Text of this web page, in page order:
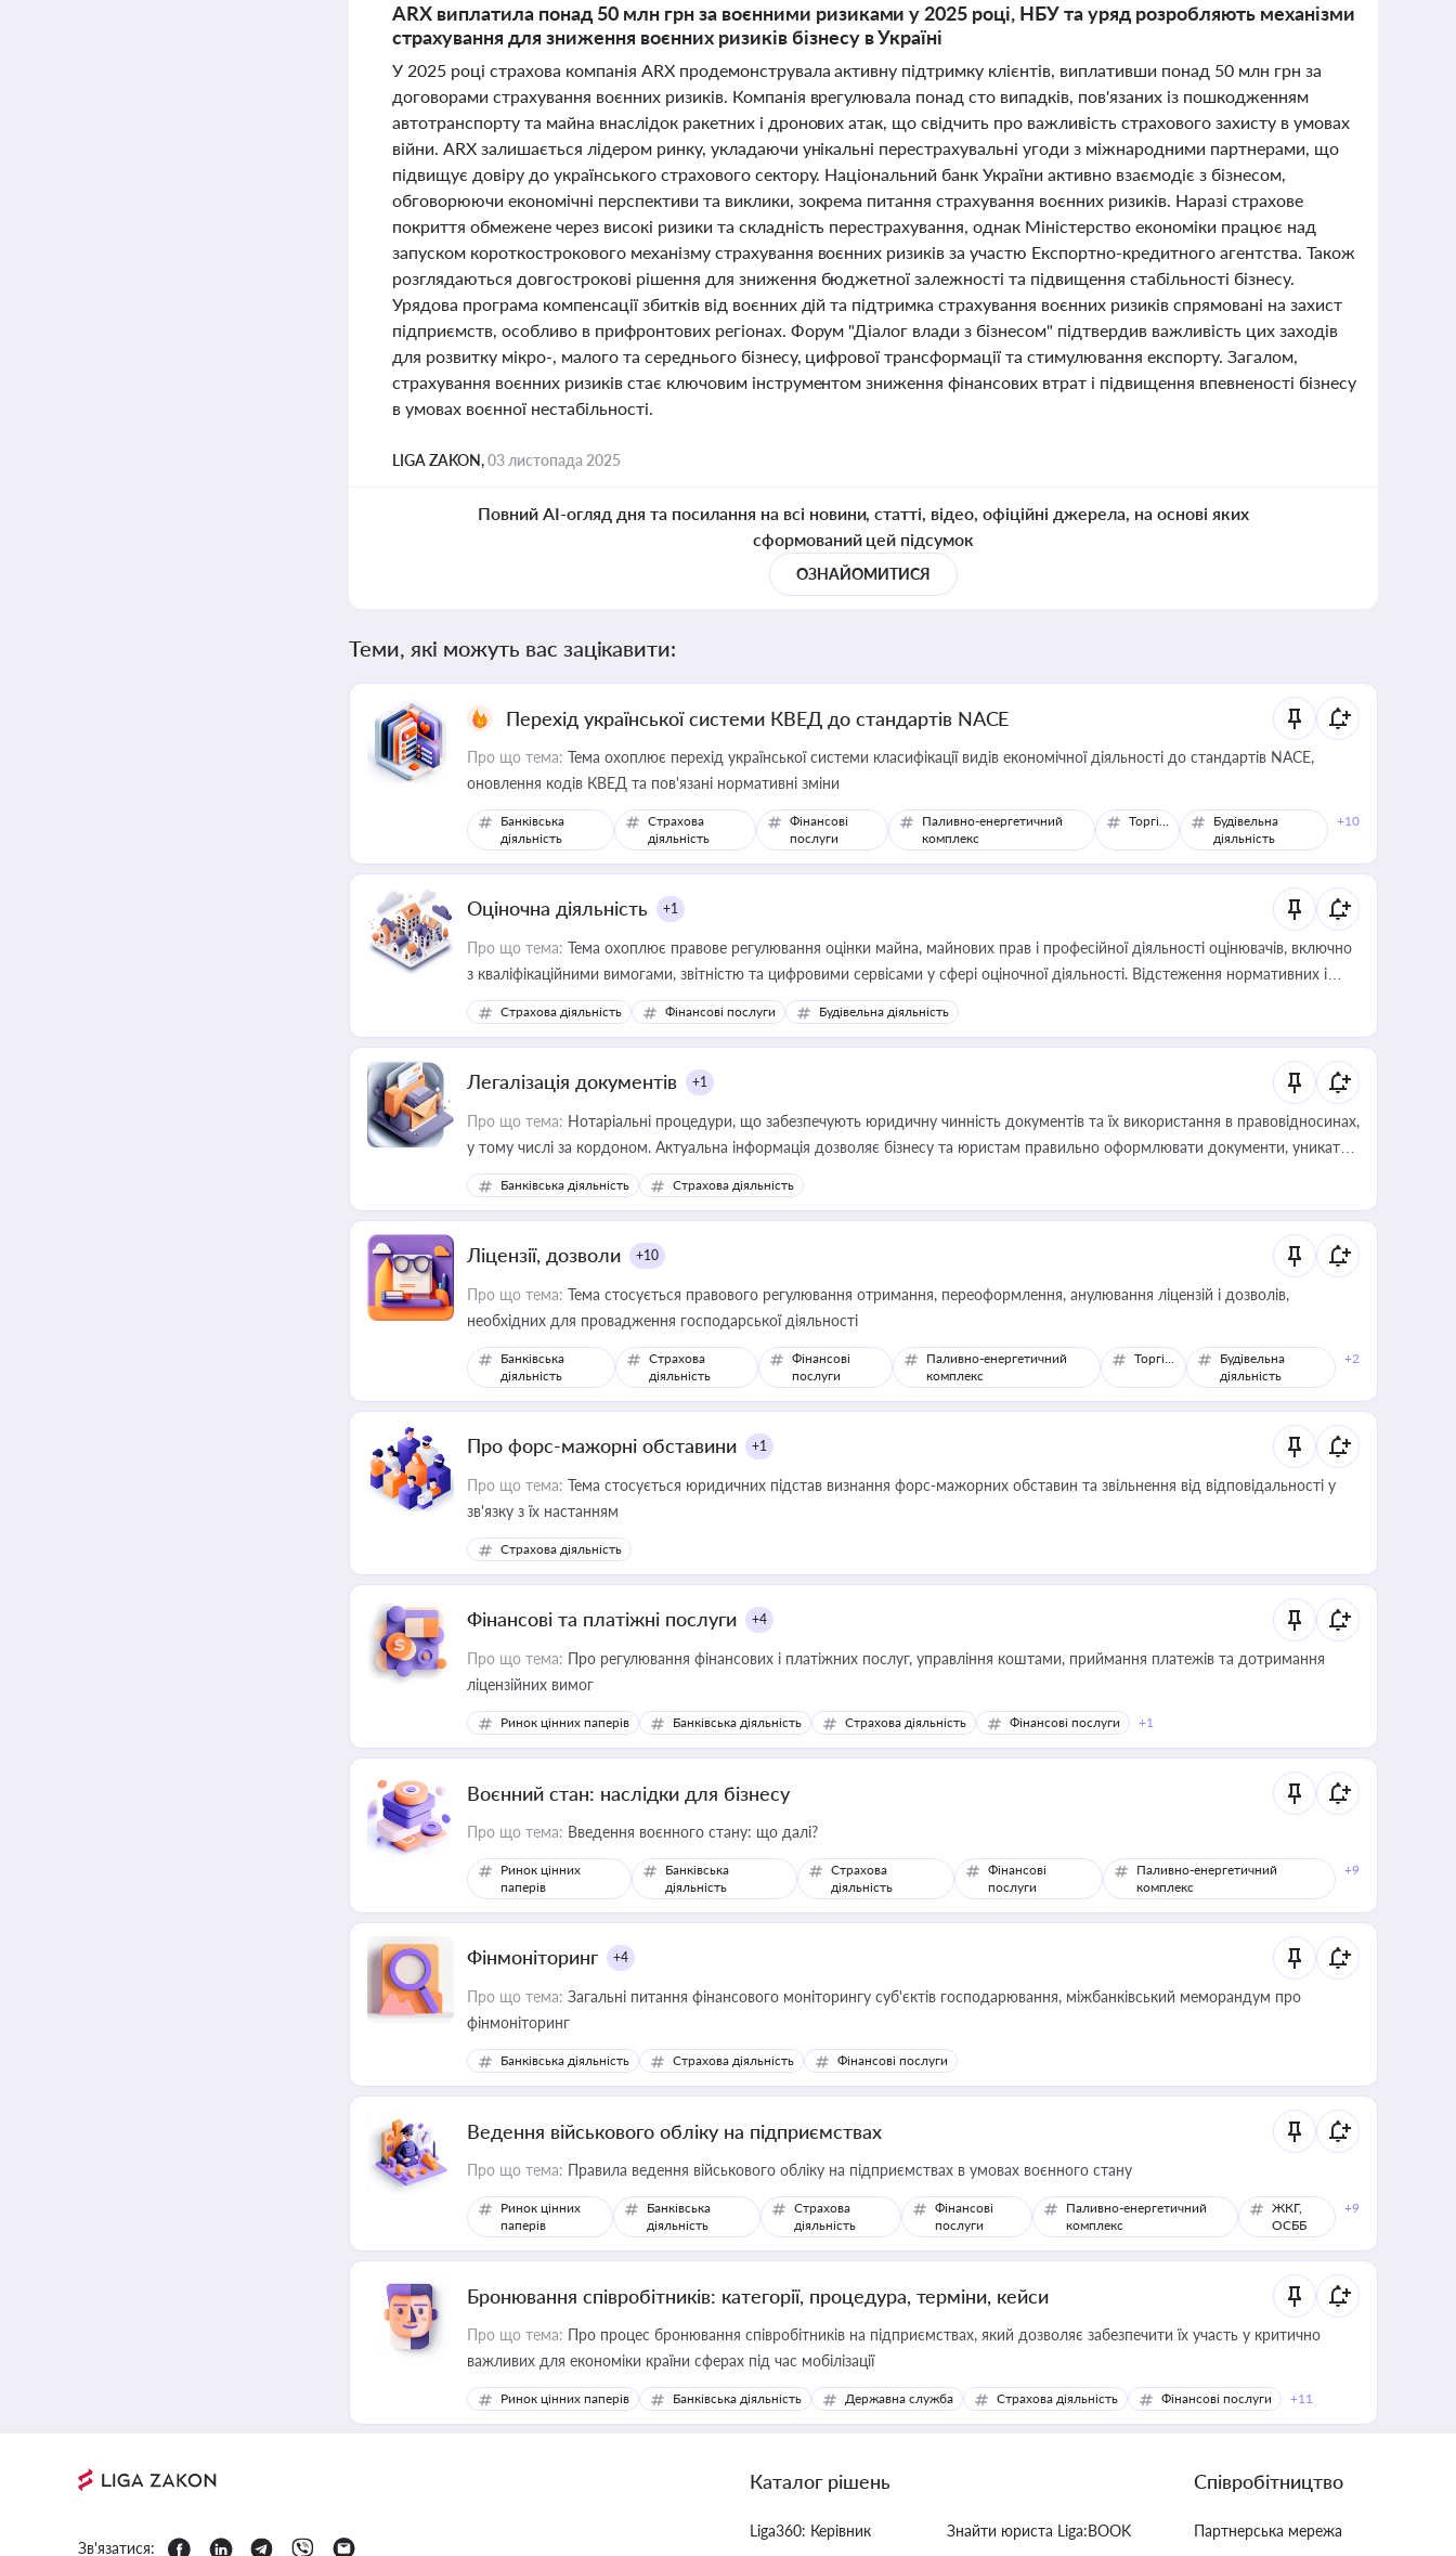
ARX виплатила понад 50 млн грн за воєнними ризиками у 2025 році, НБУ та уряд розробляють механізми
страхування для зниження воєнних ризиків бізнесу в Україні
У 2025 році страхова компанія ARX продемонструвала активну підтримку клієнтів, виплативши понад 50 млн грн за
договорами страхування воєнних ризиків. Компанія врегулювала понад сто випадків, пов'язаних із пошкодженням
автотранспорту та майна внаслідок ракетних і дронових атак, що свідчить про важливість страхового захисту в умовах
війни. ARX залишається лідером ринку, укладаючи унікальні перестрахувальні угоди з міжнародними партнерами, що
підвищує довіру до українського страхового сектору. Національний банк України активно взаємодіє з бізнесом,
обговорюючи економічні перспективи та виклики, зокрема питання страхування воєнних ризиків. Наразі страхове
покриття обмежене через високі ризики та складність перестрахування, однак Міністерство економіки працює над
запуском короткострокового механізму страхування воєнних ризиків за участю Експортно-кредитного агентства. Також
розглядаються довгострокові рішення для зниження бюджетної залежності та підвищення стабільності бізнесу.
Урядова програма компенсації збитків від воєнних дій та підтримка страхування воєнних ризиків спрямовані на захист
підприємств, особливо в прифронтових регіонах. Форум "Діалог влади з бізнесом" підтвердив важливість цих заходів
для розвитку мікро-, малого та середнього бізнесу, цифрової трансформації та стимулювання експорту. Загалом,
страхування воєнних ризиків стає ключовим інструментом зниження фінансових втрат і підвищення впевненості бізнесу
в умовах воєнної нестабільності.
LIGA ZAKON,03 листопада 2025
Повний AI-огляд дня та посилання на всі новини, статті, відео, офіційні джерела, на основі яких
сформований цей підсумок
ОЗНАЙОМИТИСЯ
Теми, які можуть вас зацікавити:
Перехід української системи КВЕД до стандартів NACE
Про що тема: Тема охоплює перехід української системи класифікації видів економічної діяльності до стандартів NACE,
оновлення кодів КВЕД та пов'язані нормативні зміни
Банківська
діяльність
Страхова
діяльність
Фінансові
послуги
Паливно-енергетичний
комплекс
Торгівля
Будівельна
діяльність
+10
Оціночна діяльність +1
Про що тема: Тема охоплює правове регулювання оцінки майна, майнових прав і професійної діяльності оцінювачів, включно
з кваліфікаційними вимогами, звітністю та цифровими сервісами у сфері оціночної діяльності. Відстеження нормативних і
медійних змін у цій сфері корисне для власника бізнесу, керівника, юриста або бухгалтера під час оподаткування,
приватизації, оренди державного майна, корпоративних угод і перевірки статусу суб'єктів оціночної діяльності
Страхова діяльність Фінансові послуги Будівельна діяльність
Легалізація документів +1
Про що тема: Нотаріальні процедури, що забезпечують юридичну чинність документів та їх використання в правовідносинах,
у тому числі за кордоном. Актуальна інформація дозволяє бізнесу та юристам правильно оформлювати документи, уникати
ризиків недійсності та забезпечувати їх належне прийняття органами влади та контрагентами
Банківська діяльність Страхова діяльність
Ліцензії, дозволи +10
Про що тема: Тема стосується правового регулювання отримання, переоформлення, анулювання ліцензій і дозволів,
необхідних для провадження господарської діяльності
Банківська
діяльність
Страхова
діяльність
Фінансові
послуги
Паливно-енергетичний
комплекс
Торгівля
Будівельна
діяльність
+2
Про форс-мажорні обставини +1
Про що тема: Тема стосується юридичних підстав визнання форс-мажорних обставин та звільнення від відповідальності у
зв'язку з їх настанням
Страхова діяльність
Фінансові та платіжні послуги +4
Про що тема: Про регулювання фінансових і платіжних послуг, управління коштами, приймання платежів та дотримання
ліцензійних вимог
Ринок цінних паперів Банківська діяльність Страхова діяльність Фінансові послуги +1
Воєнний стан: наслідки для бізнесу
Про що тема: Введення воєнного стану: що далі?
Ринок цінних
паперів
Банківська
діяльність
Страхова
діяльність
Фінансові
послуги
Паливно-енергетичний
комплекс
+9
Фінмоніторинг +4
Про що тема: Загальні питання фінансового моніторингу суб'єктів господарювання, міжбанківський меморандум про
фінмоніторинг
Банківська діяльність Страхова діяльність Фінансові послуги
Ведення військового обліку на підприємствах
Про що тема: Правила ведення військового обліку на підприємствах в умовах воєнного стану
Ринок цінних
паперів
Банківська
діяльність
Страхова
діяльність
Фінансові
послуги
Паливно-енергетичний
комплекс
ЖКГ,
ОСББ
+9
Бронювання співробітників: категорії, процедура, терміни, кейси
Про що тема: Про процес бронювання співробітників на підприємствах, який дозволяє забезпечити їх участь у критично
важливих для економіки країни сферах під час мобілізації
Ринок цінних паперів Банківська діяльність Державна служба Страхова діяльність Фінансові послуги +11
Зв'язатися:
Каталог рішень
Liga360: Керівник Знайти юриста Liga:BOOK
Співробітництво
Партнерська мережа